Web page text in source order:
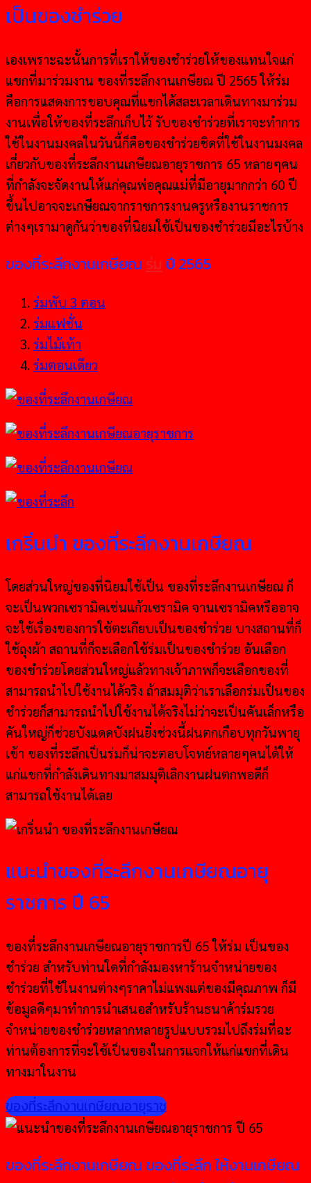
เป็นของชำร่วย
เองเพราะฉะนั้นการที่เราให้ของชำร่วยให้ของแทนใจแก่
แขกที่มาร่วมงาน ของที่ระลึกงานเกษียณ ปี 2565 ให้ร่ม
คือการแสดงการขอบคุณที่แขกได้สละเวลาเดินทางมาร่วม
งานเพื่อให้ของที่ระลึกเก็บไว้ รับของชำร่วยที่เราจะทำการ
ใช้ในงานมงคลในวันนี้ก็คือของชำร่วยชิดที่ใช้ในงานมงคล
เกี่ยวกับของที่ระลึกงานเกษียณอายุราชการ 65 หลายๆคน
ที่กำลังจะจัดงานให้แก่คุณพ่อคุณแม่ที่มีอายุมากกว่า 60 ปี
ขึ้นไปอาจจะเกษียณจากราชการงานครูหรืองานราชการ
ต่างๆเรามาดูกันว่าของที่นิยมใช้เป็นของชำร่วยมีอะไรบ้าง
ของที่ระลึกงานเกษียณ ร่ม ปี 2565
ร่มพับ 3 ตอน
ร่มแฟชั่น
ร่มไม้เท้า
ร่มตอนเดียว
เกริ่นนำ ของที่ระลึกงานเกษียณ
โดยส่วนใหญ่ของที่นิยมใช้เป็น ของที่ระลึกงานเกษียณ ก็
จะเป็นพวกเซรามิคเช่นแก้วเซรามิค จานเซรามิคหรืออาจ
จะใช้เรื่องของการใช้ตะเกียบเป็นของชำร่วย บางสถานที่ก็
ใช้ถุงผ้า สถานที่ก็จะเลือกใช้ร่มเป็นของชำร่วย อันเลือก
ของชำร่วยโดยส่วนใหญ่แล้วทางเจ้าภาพก็จะเลือกของที่
สามารถนำไปใช้งานได้จริง ถ้าสมมุติว่าเราเลือกร่มเป็นของ
ชำร่วยก็สามารถนำไปใช้งานได้จริงไม่ว่าจะเป็นคันเล็กหรือ
คันใหญ่ก็ช่วยบังแดดบังฝนยิ่งช่วงนี้ฝนตกเกือบทุกวันพายุ
เข้า ของที่ระลึกเป็นร่มก็น่าจะตอบโจทย์หลายๆคนได้ให้
แก่แขกที่กำลังเดินทางมาสมมุติเลิกงานฝนตกพอดีก็
สามารถใช้งานได้เลย
แนะนำของที่ระลึกงานเกษียณอายุ
ราชการ ปี 65
ของที่ระลึกงานเกษียณอายุราชการปี 65 ให้ร่ม เป็นของ
ชำร่วย สำหรับท่านใดที่กำลังมองหาร้านจำหน่ายของ
ชำร่วยที่ใช้ในงานต่างๆราคาไม่แพงแต่ของมีคุณภาพ ก็มี
ข้อมูลดีๆมาทำการนำเสนอสำหรับร้านธนาค้าร่มรวย
จำหน่ายของชำร่วยหลากหลายรูปแบบรวมไปถึงร่มที่ฉะ
ท่านต้องการที่จะใช้เป็นของในการแจกให้แก่แขกที่เดิน
ทางมาในงาน
ของที่ระลึกงานเกษียณอายุราช
ของที่ระลึกงานเกษียณ ของที่ระลึก ให้งานเกษียณ